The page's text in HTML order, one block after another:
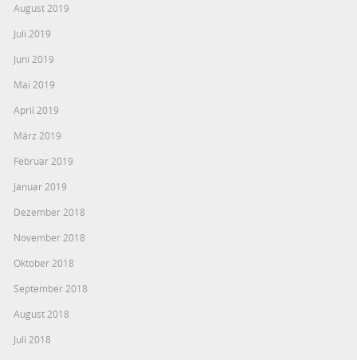
August 2019
Juli 2019
Juni 2019
Mai 2019
April 2019
März 2019
Februar 2019
Januar 2019
Dezember 2018
November 2018
Oktober 2018
September 2018
August 2018
Juli 2018